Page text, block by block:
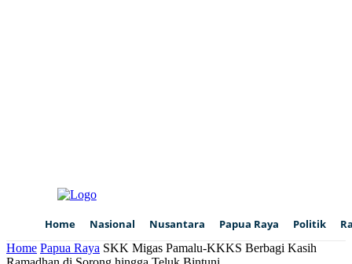
Home Nasional Nusantara Papua Raya Politik
Home Papua Raya SKK Migas Pamalu-KKKS Berbagi Kasih